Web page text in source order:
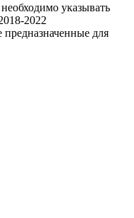
указывать
2022
для